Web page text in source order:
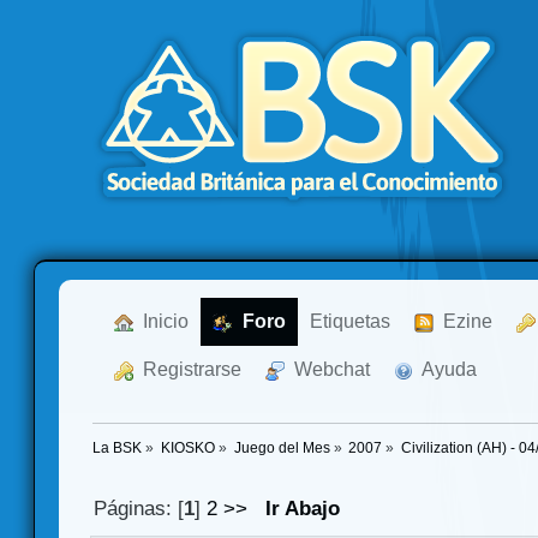
Inicio Foro Etiquetas Ezine
Registrarse Webchat Ayuda
La BSK » KIOSKO» Juego del Mes» 2007 » Civilization (AH) -
Páginas: [1]2 >>
Ir Abajo